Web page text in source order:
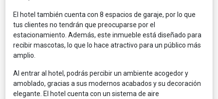
El hotel también cuenta con 8 espacios de garaje, por lo que
tus clientes no tendrán que preocuparse por el
estacionamiento. Además, este inmueble está diseñado para
recibir mascotas, lo que lo hace atractivo para un público más
amplio.
Al entrar al hotel, podrás percibir un ambiente acogedor y
amoblado, gracias a sus modernos acabados y su decoración
elegante. El hotel cuenta con un sistema de aire